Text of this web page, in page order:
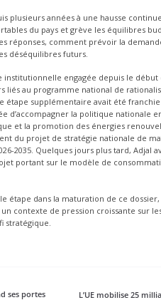
plusieurs années à une hausse
du pays et grève les équilibres
réponses, comment prévoir la
déséquilibres futurs.
engagée depuis le début
liés au programme national de
étape supplémentaire avait été
d’accompagner la politique nationale
et la promotion des énergies
du projet de stratégie nationale de
2035. Quelques jours plus tard, Adjal
portant sur le modèle de
étape dans la maturation de ce
contexte de pression croissante sur
stratégique.
ses portes
L’UE mobilise 25